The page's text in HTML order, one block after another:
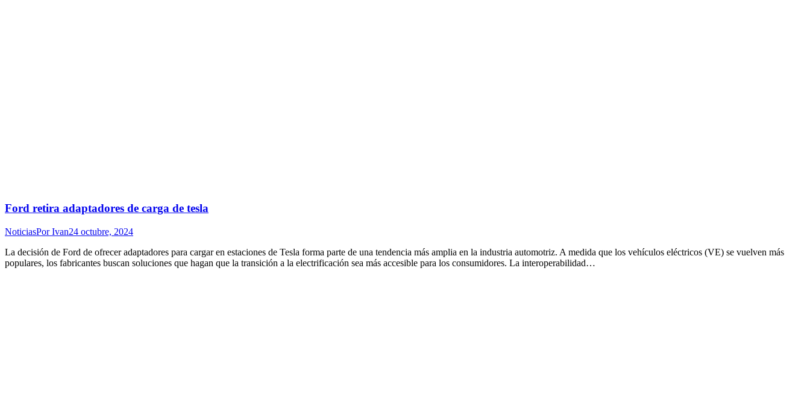
Ford retira adaptadores de carga de tesla
NoticiasPorIvan24 octubre, 2024
La decisión de Ford de ofrecer adaptadores para cargar en estaciones de Tesla forma parte de una tendencia más amplia en la industria automotriz. A medida que los vehículos eléctricos (VE) se vuelven más
populares, los fabricantes buscan soluciones que hagan que la transición a la electrificación sea más accesible para los consumidores. La interoperabilidad…